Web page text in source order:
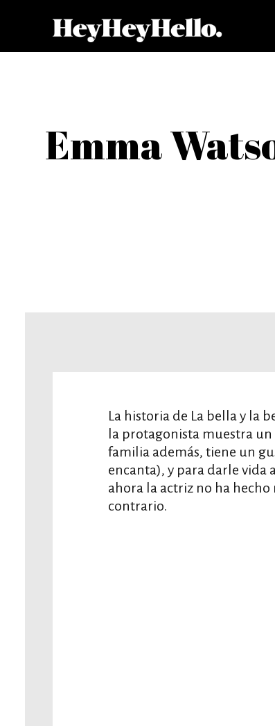
Emma
La historia de La bella y la
la protagonista muestra
familia además, tiene un
encanta), y para darle vida
ahora la actriz no ha
contrario.